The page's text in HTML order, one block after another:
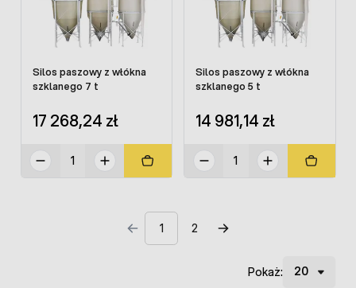
Silos paszowy z włókna
szklanego 7 t
17 268,24 zł
Silos paszowy z włókna
szklanego 5 t
14 981,14 zł
1 2
Pokaż: